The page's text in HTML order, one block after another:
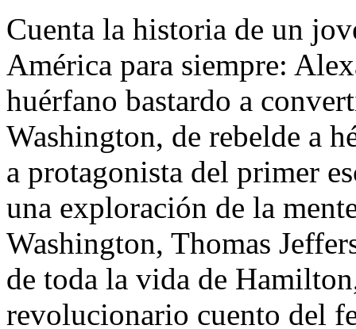
Cuenta la historia de un
América para siempre:
huérfano bastardo a
Washington, de rebelde a
a protagonista del primer
una exploración de la
Washington, Thomas
de toda la vida de
revolucionario cuento del